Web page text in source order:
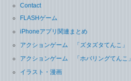
Contact
FLASHゲーム
iPhoneアプリ関連まとめ
アクションゲーム 「ズタズタてんこ」
アクションゲーム 「ホバリングてんこ」
イラスト・漫画